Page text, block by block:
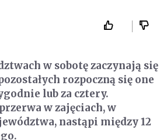
w sobotę zaczynają się
rozpoczną się one
lub za cztery.
w zajęciach, w
nastąpi między 12